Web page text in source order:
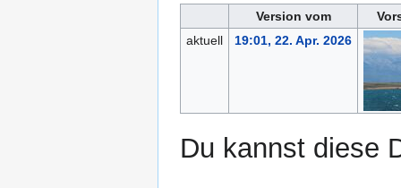
Version vom
aktuell
19:01, 22. Apr. 2026
Du kannst diese